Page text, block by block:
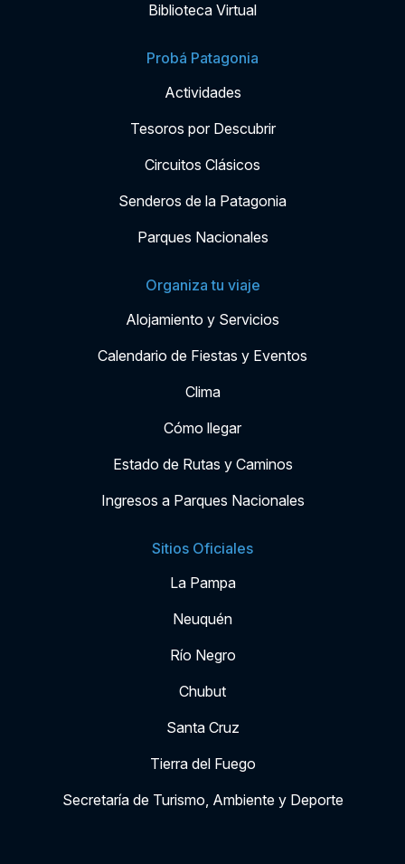
Biblioteca Virtual
Probá Patagonia
Actividades
Tesoros por Descubrir
Circuitos Clásicos
Senderos de la Patagonia
Parques Nacionales
Organiza tu viaje
Alojamiento y Servicios
Calendario de Fiestas y Eventos
Clima
Cómo llegar
Estado de Rutas y Caminos
Ingresos a Parques Nacionales
Sitios Oficiales
La Pampa
Neuquén
Río Negro
Chubut
Santa Cruz
Tierra del Fuego
Secretaría de Turismo, Ambiente y Deporte